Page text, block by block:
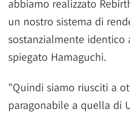
abbiamo realizzato
un nostro sistema di
sostanzialmente identico
spiegato Hamaguchi.
"Quindi siamo riusciti a
paragonabile a quella di